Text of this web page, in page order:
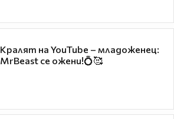
Кралят на YouTube – младоженец:
MrBeast се ожени!💍🥰